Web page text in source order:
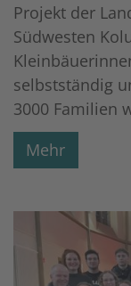
Projekt der
Südwesten
selbstständig
3000 Familien
Mehr